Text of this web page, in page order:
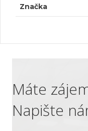
Značka
Máte
Napište